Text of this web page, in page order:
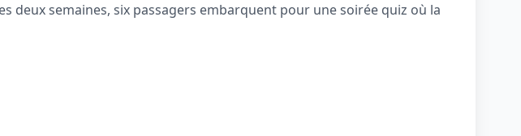
deux semaines, six passagers embarquent pour une soirée quiz où la